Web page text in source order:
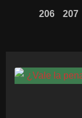
206 207